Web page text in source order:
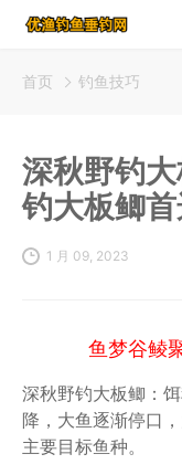
首页 钓鱼技巧
深秋野钓
钓大板鲫首
1 月 09, 2023
鱼梦谷鲮
深秋野钓大板鲫：
降，大鱼逐渐停口
主要目标鱼种。